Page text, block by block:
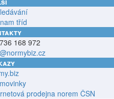
tříd
168 972
prodejna norem ČSN